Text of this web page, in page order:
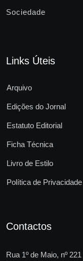
Sociedade
Links Úteis
Arquivo
Edições do Jornal
Estatuto Editorial
Ficha Técnica
Livro de Estilo
Política de Privacidade
Contactos
Rua 1º de Maio, nº 221